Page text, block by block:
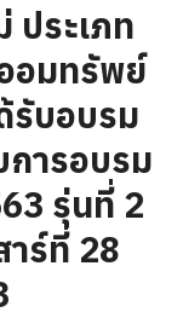
ประเภท
อมทรัพย์
รับอบรม
การอบรม
รุ่นที่ 2
าร์ที่ 28